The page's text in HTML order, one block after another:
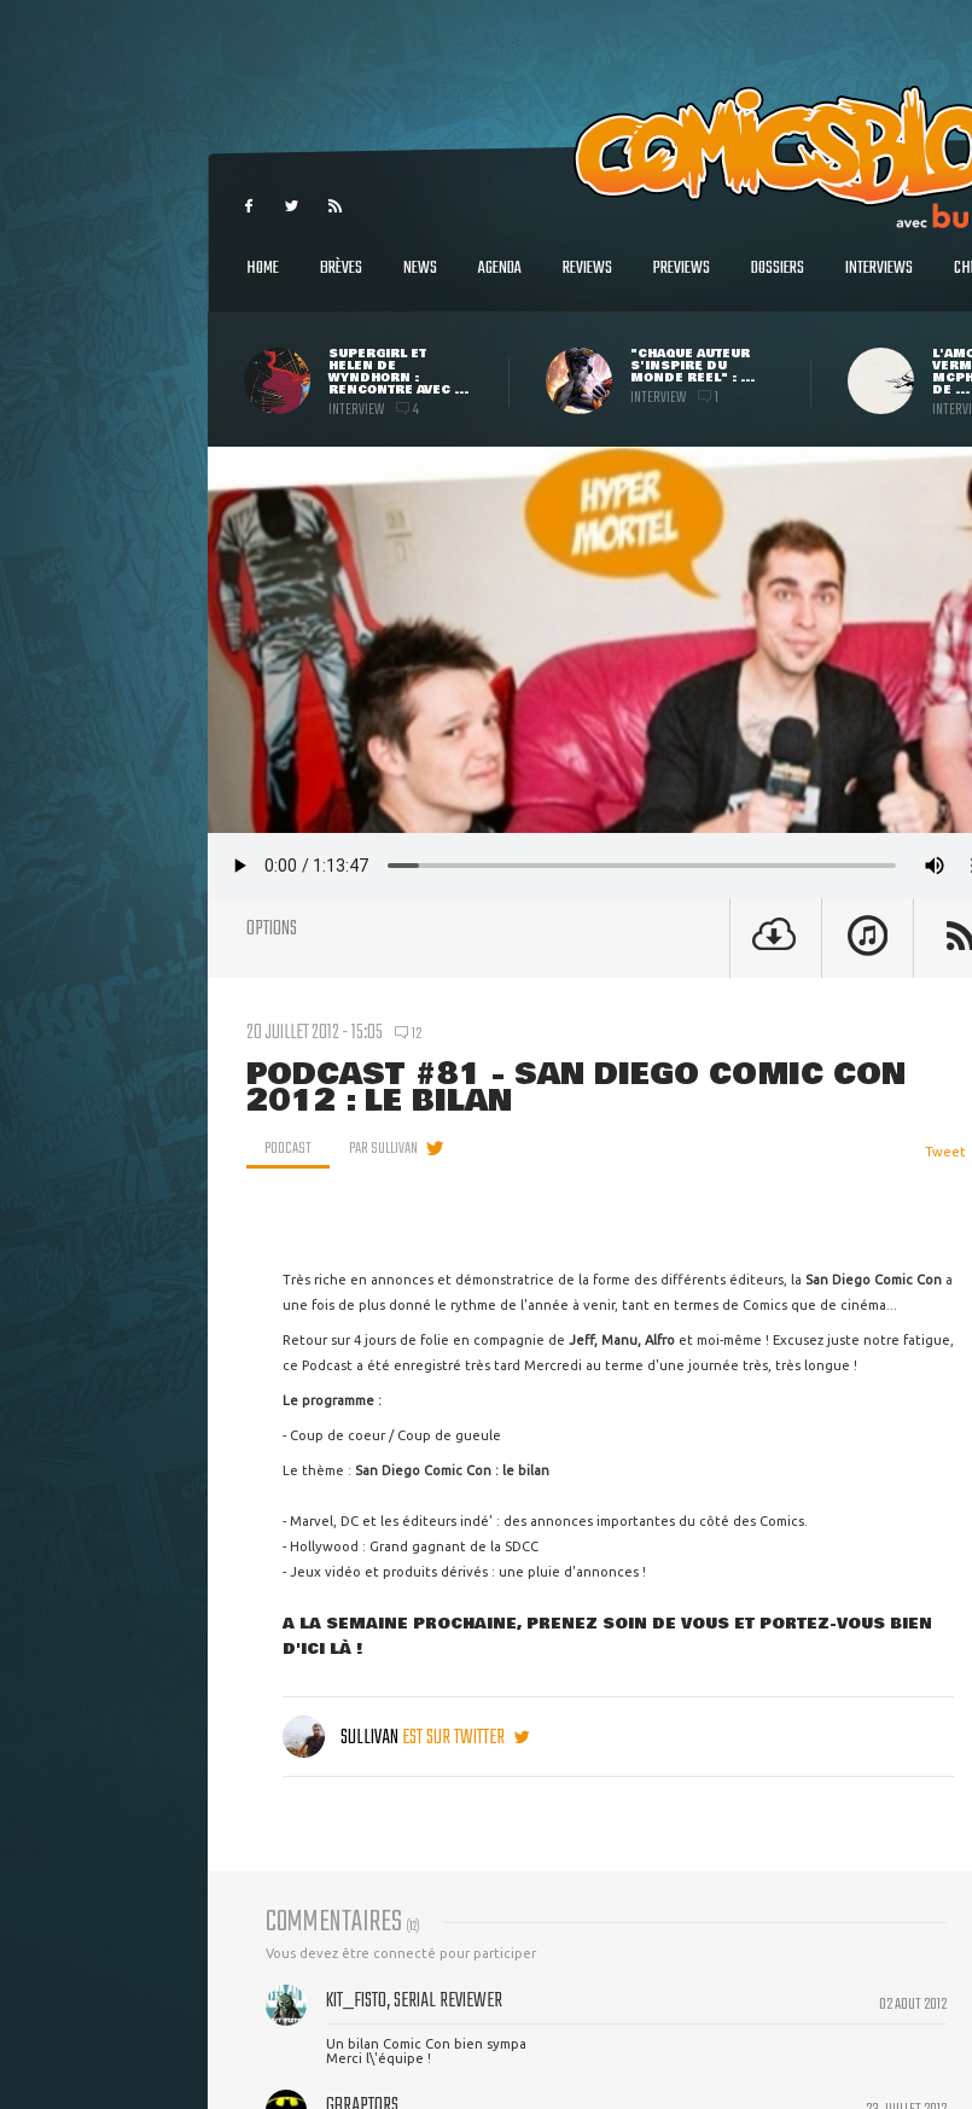
HOME BRÈVES NEWS AGENDA REVIEWS PREVIEWS DOSSIERS INTERVIEWS
SUPERGIRL ET
HELEN DE
WYNDHORN :
RENCONTRE AVEC ...
INTERVIEW 4
"CHAQUE AUTEUR
S'INSPIRE DU
MONDE RÉEL" : ...
INTERVIEW 1 DE ...
OPTIONS
20 JUILLET 2012 - 15:05 12
PODCAST #81 - SAN DIEGO COMIC CON
2012 : LE BILAN
PODCAST PARSULLIVAN Tweet
Très riche en annonces et démonstratrice de la forme des différents éditeurs, la San Diego Comic Con a
une fois de plus donné le rythme de l'année à venir, tant en termes de Comics que de cinéma...
Retour sur 4 jours de folie en compagnie de Jeff, Manu, Alfro et moi-même ! Excusez juste notre fatigue,
ce Podcast a été enregistré très tard Mercredi au terme d'une journée très, très longue !
Le programme :
- Coup de coeur / Coup de gueule
Le thème : San Diego Comic Con : le bilan
- Marvel, DC et les éditeurs indé' : des annonces importantes du côté des Comics.
- Hollywood : Grand gagnant de la SDCC
- Jeux vidéo et produits dérivés : une pluie d'annonces !
A LA SEMAINE PROCHAINE, PRENEZ SOIN DE VOUS ET PORTEZ-VOUS BIEN
D'ICI LÀ !
SULLIVANEST SUR TWITTER
COMMENTAIRES (12)
Vous devez être connecté pour participer
02 AOUT 2012
KIT_FISTO, SERIAL REVIEWER
Un bilan Comic Con bien sympa
Merci l\'équipe !